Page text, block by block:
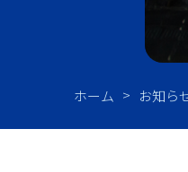
ホーム お知ら